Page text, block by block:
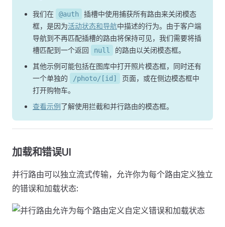
我们在 @auth
插槽中使用捕获所有路由来关闭模态
框，是因为活动状态和导航中描述的行为。由于客户端
导航到不再匹配插槽的路由将保持可见，我们需要将插
槽匹配到一个返回
null
的路由以关闭模态框。
其他示例可能包括在图库中打开照片模态框，同时还有
一个单独的
/photo/[id]
页面，或在侧边模态框中
打开购物车。
查看示例 了解使用拦截和并行路由的模态框。
加载和错误UI
并行路由可以独立流式传输，允许你为每个路由定义独立
的错误和加载状态: